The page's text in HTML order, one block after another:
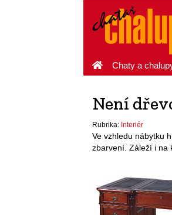
Chaty a
Není
Rubrika: Interiér
Ve vzhledu nábytku
zbarvení. Záleží i na